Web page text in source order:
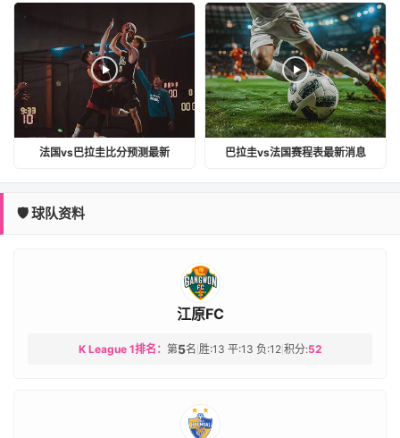
法国vs巴拉圭比分预测最新 巴拉圭vs法国赛程表最新消息
🛡️ 球队资料
江原FC
K League 1排名： 第5名 胜:13 平:13 负:12| 积分:52